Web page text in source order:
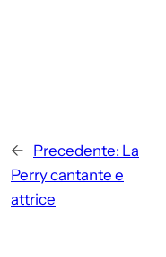
← Precedente: La
Perry cantante e
attrice